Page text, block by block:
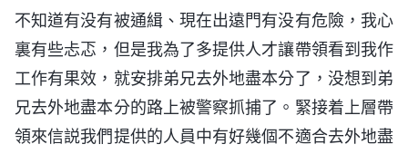
不知道有没有被通緝、現在出遠門有没有危險，我心
裏有些忐忑，但是我為了多提供人才讓帶領看到我作
工作有果效，就安排弟兄去外地盡本分了，没想到弟
兄去外地盡本分的路上被警察抓捕了。緊接着上層帶
領來信説我們提供的人員中有好幾個不適合去外地盡